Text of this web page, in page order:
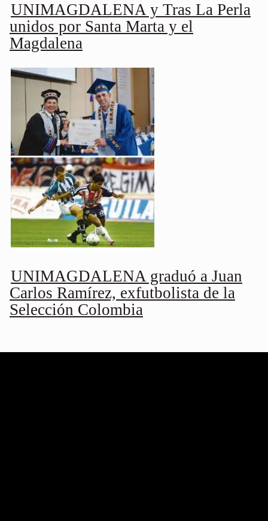
UNIMAGDALENA y Tras La Perla
unidos por Santa Marta y el
Magdalena
UNIMAGDALENA graduó a Juan
Carlos Ramírez, exfutbolista de la
Selección Colombia